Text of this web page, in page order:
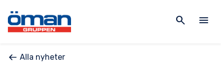
search menu
Alla nyheter